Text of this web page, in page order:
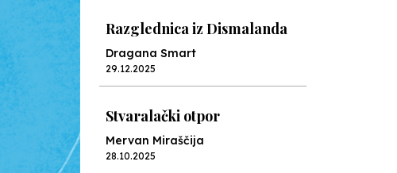
Razglednica iz Dismalanda
Dragana Smart
29.12.2025
Stvaralački otpor
Mervan Miraščija
28.10.2025